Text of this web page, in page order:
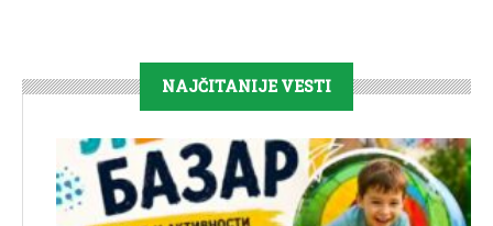
NAJČITANIJE VESTI